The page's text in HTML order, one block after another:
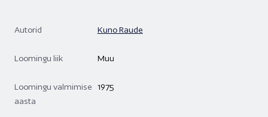
Autorid Kuno Raude
Loomingu liik Muu
Loomingu valmimise
aasta
1975